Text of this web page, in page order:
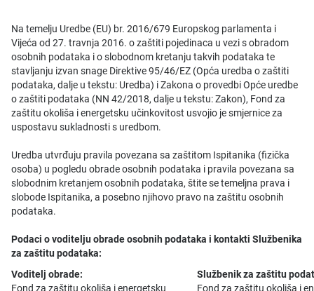
Na temelju Uredbe (EU) br. 2016/679 Europskog parlamenta i
Vijeća od 27. travnja 2016. o zaštiti pojedinaca u vezi s obradom
osobnih podataka i o slobodnom kretanju takvih podataka te
stavljanju izvan snage Direktive 95/46/EZ (Opća uredba o zaštiti
podataka, dalje u tekstu: Uredba) i Zakona o provedbi Opće uredbe
o zaštiti podataka (NN 42/2018, dalje u tekstu: Zakon), Fond za
zaštitu okoliša i energetsku učinkovitost usvojio je smjernice za
uspostavu sukladnosti s uredbom.
Uredba utvrđuju pravila povezana sa zaštitom Ispitanika (fizička
osoba) u pogledu obrade osobnih podataka i pravila povezana sa
slobodnim kretanjem osobnih podataka, štite se temeljna prava i
slobode Ispitanika, a posebno njihovo pravo na zaštitu osobnih
podataka.
Podaci o voditelju obrade osobnih podataka i kontakti Službenika
za zaštitu podataka:
Voditelj obrade:
Fond za zaštitu okoliša i energetsku
Službenik za zaštitu
Fond za zaštitu okoliša i